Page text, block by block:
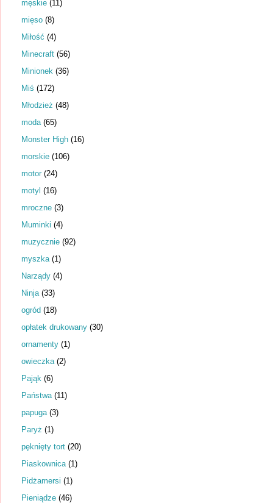
męskie (11)
mięso (8)
Miłość (4)
Minecraft (56)
Minionek (36)
Miś (172)
Młodzież (48)
moda (65)
Monster High (16)
morskie (106)
motor (24)
motyl (16)
mroczne (3)
Muminki (4)
muzycznie (92)
myszka (1)
Narządy (4)
Ninja (33)
ogród (18)
opłatek drukowany (30)
ornamenty (1)
owieczka (2)
Pająk (6)
Państwa (11)
papuga (3)
Paryż (1)
pęknięty tort (20)
Piaskownica (1)
Pidżamersi (1)
Pieniądze (46)